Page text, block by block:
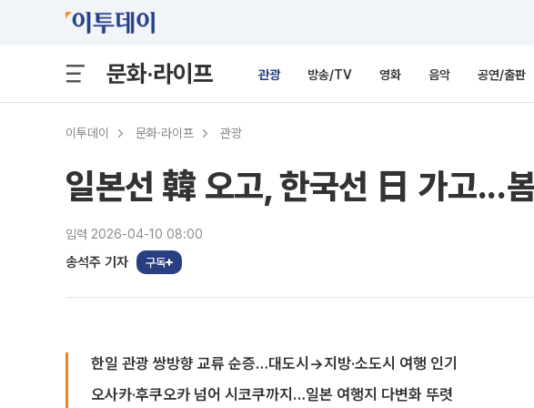
문화·라이프 관광 방송/TV 영화 음악 공연/출판
이투데이 문화·라이프 관광
일본선 韓 오고, 한국선 日 가고...
입력 2026-04-10 08:00
송석주 기자 구독
한일 관광 쌍방향 교류 순증…대도시→지방·소도시 여행 인기
오사카·후쿠오카 넘어 시코쿠까지…일본 여행지 다변화 뚜렷